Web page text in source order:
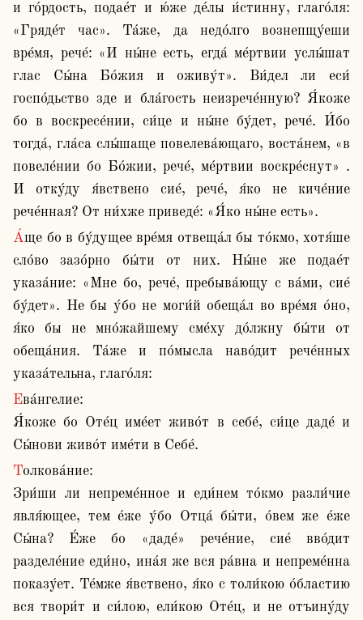
и го́рдость, подае́т и ю́же де́лы и́стинну, глаго́ля:
«Гряде́т час». Та́же, да недо́лго вознепщу́еши
вре́мя, рече́: «И ны́не есть, егда́ ме́ртвии услы́шат
глас Сы́на Бо́жия и оживу́т». Ви́дел ли еси́
госпо́дьство зде и бла́гость неизрече́нную? Я́коже
бо в воскресе́нии, си́це и ны́не бу́дет, рече́. И́бо
тогда́, гла́са слы́шаще повелева́ющаго, воста́нем, «в
повеле́нии бо Бо́жии, рече́, ме́ртвии воскре́снут» .
И отку́ду я́вствено сие́, рече́, я́ко не киче́ние
рече́нная? От ни́хже приведе́: «Я́ко ны́не есть».
А́ще бо в бу́дущее вре́мя отвеща́л бы то́кмо, хотя́ше
сло́во зазо́рно бы́ти от них. Ны́не же подае́т
указа́ние: «Мне бо, рече́, пребыва́ющу с ва́ми, сие́
бу́дет». Не бы у́бо не моги́й обеща́л во вре́мя о́но,
я́ко бы не мно́жайшему сме́ху до́лжну бы́ти от
обеща́ния. Та́же и по́мысла наво́дит рече́нных
указа́тельна, глаго́ля:
Ева́нгелие:
Я́коже бо Оте́ц име́ет живо́т в себе́, си́це даде́ и
Сы́нови живо́т име́ти в Себе́.
Толкова́ние:
Зри́ши ли непреме́нное и еди́нем то́кмо разли́чие
явля́ющее, тем е́же у́бо Отца́ бы́ти, о́вем же е́же
Сы́на? Е́же бо «даде́» рече́ние, сие́ вво́дит
разделе́ние еди́но, ина́я же вся ра́вна и непреме́нна
показу́ет. Те́мже я́вствено, я́ко с толи́кою о́бластию
вся твори́т и си́лою, ели́кою Оте́ц, и не отъину́ду